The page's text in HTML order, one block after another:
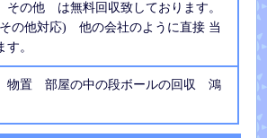
その他 は無料回収致しております。
の他対応) 他の会社のように直接 当
。
置 部屋の中の段ボールの回収 鴻